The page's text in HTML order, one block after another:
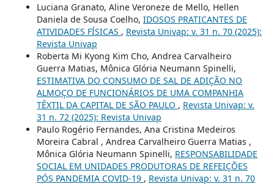
Luciana Granato, Aline Veroneze de Mello, Hellen
Daniela de Sousa Coelho, IDOSOS PRATICANTES DE
ATIVIDADES FÍSICAS , Revista Univap: v. 31 n. 70 (2025):
Revista Univap
Roberta Mi Kyong Kim Cho, Andrea Carvalheiro
Guerra Matias, Mônica Glória Neumann Spinelli,
ESTIMATIVA DO CONSUMO DE SAL DE ADIÇÃO NO
ALMOÇO DE FUNCIONÁRIOS DE UMA COMPANHIA
TÊXTIL DA CAPITAL DE SÃO PAULO , Revista Univap: v.
31 n. 72 (2025): Revista Univap
Paulo Rogério Fernandes, Ana Cristina Medeiros
Moreira Cabral , Andrea Carvalheiro Guerra Matias ,
Mônica Glória Neumann Spinelli, RESPONSABILIDADE
SOCIAL EM UNIDADES PRODUTORAS DE REFEIÇÕES
PÓS PANDEMIA COVID-19 , Revista Univap: v. 31 n. 70